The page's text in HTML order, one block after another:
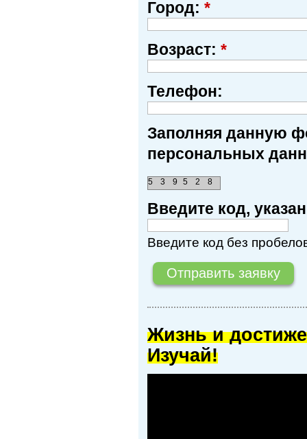
Город: *
Возраст: *
Телефон:
Заполняя данную
персональных
9
3
5 5 8
2
Введите код,
Введите код без
Жизнь и
Изучай!